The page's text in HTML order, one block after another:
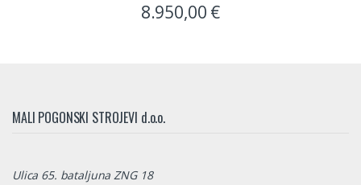
8.950,00 €
MALI POGONSKI STROJEVI d.o.o.
Ulica 65. bataljuna ZNG 18